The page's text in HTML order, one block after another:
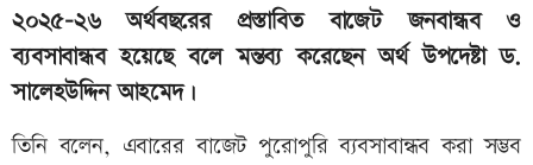
২০২৫-২৬ অর্থবছরের প্রস্তাবিত বাজেট জনবান্ধব ও
ব্যবসাবান্ধব হয়েছে বলে মন্তব্য করেছেন অর্থ উপদেষ্টা ড.
সালেহউদ্দিন আহমেদ।
তিনি বলেন, এবারের বাজেট পুরোপুরি ব্যবসাবান্ধব করা সম্ভব